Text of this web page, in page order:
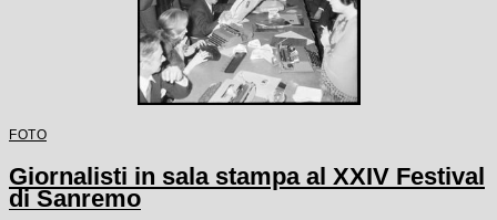
FOTO
Giornalisti in sala stampa al XXIV Festival
di Sanremo